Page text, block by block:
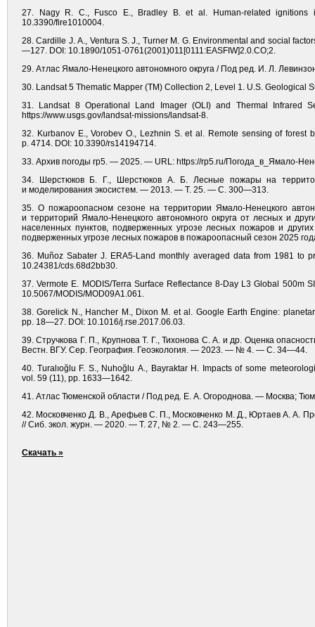
27. Nagy R. C., Fusco E., Bradley B. et al. Human-related
10.3390/fire1010004.
28. Cardille J. A., Ventura S. J., Turner M. G. Environmental and social
—127. DOI: 10.1890/1051-0761(2001)011[0111:EASFIW]2.0.CO;2.
29. Атлас Ямало-Ненецкого автономного округа / Под ред. И. Л.
30. Landsat 5 Thematic Mapper (TM) Collection 2, Level 1. U.S. Geological
31. Landsat 8 Operational Land Imager (OLI) and Thermal Infrared
https://www.usgs.gov/landsat-missions/landsat-8.
32. Kurbanov E., Vorobev O., Lezhnin S. et al. Remote sensing of
p. 4714. DOI: 10.3390/rs14194714.
33. Архив погоды rp5. — 2025. — URL: https://rp5.ru/Погода_в_Ямало-
34. Шерстюков Б. Г., Шерстюков А. Б. Лесные пожары на
и моделирования экосистем. — 2013. — Т. 25. — С. 300—313.
35. О пожароопасном сезоне на территории Ямало-Ненецкого
и территорий Ямало-Ненецкого автономного округа от лесных и
населенных пунктов, подверженных угрозе лесных пожаров и
подверженных угрозе лесных пожаров в пожароопасный сезон 2025
36. Muñoz Sabater J. ERA5-Land monthly averaged data from 1981 to
10.24381/cds.68d2bb30.
37. Vermote E. MODIS/Terra Surface Reflectance 8-Day L3 Global 500m
10.5067/MODIS/MOD09A1.061.
38. Gorelick N., Hancher M., Dixon M. et al. Google Earth Engine:
pp. 18—27. DOI: 10.1016/j.rse.2017.06.03.
39. Стручкова Г. П., Крупнова Т. Г., Тихонова С. А. и др. Оценка
Вестн. ВГУ. Сер. География. Геоэкология. — 2023. — № 4. — С. 34—44.
40. Turalıoğlu F. S., Nuhoğlu A., Bayraktar H. Impacts of some
vol. 59 (11), pp. 1633—1642.
41. Атлас Тюменской области / Под ред. Е. А. Огороднова. — Москва;
42. Московченко Д. В., Арефьев С. П., Московченко М. Д., Юртаев А. А.
// Сиб. экол. журн. — 2020. — Т. 27, № 2. — С. 243—255.
Скачать »